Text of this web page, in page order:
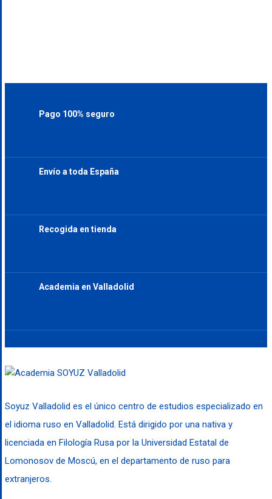
Pago 100% seguro
Envío a toda España
Recogida en tienda
Academia en Valladolid
Soyuz Valladolid es el único centro de estudios especializado en
el idioma ruso en Valladolid. Está dirigido por una nativa y
licenciada en Filología Rusa por la Universidad Estatal de
Lomonosov de Moscú, en el departamento de ruso para
extranjeros.